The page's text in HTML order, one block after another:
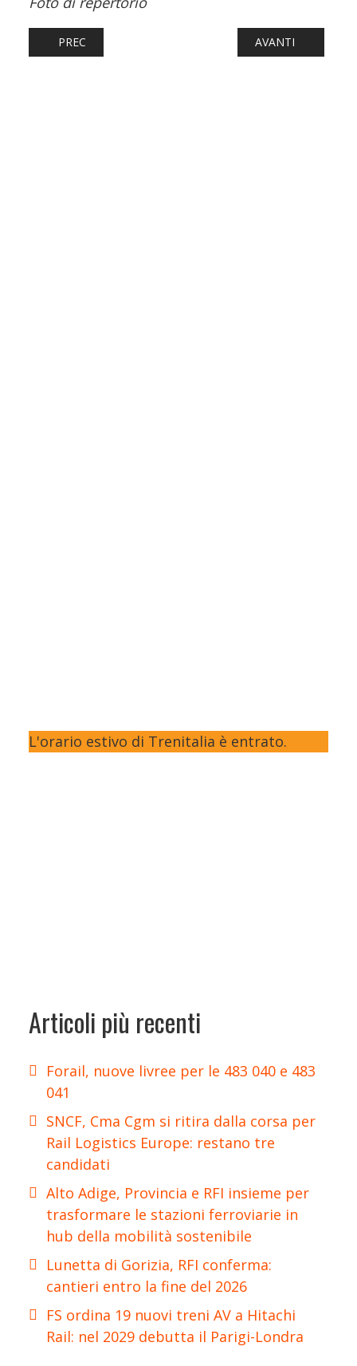
ARTICOLO PRECEDENTE: FERROVIE: TRE GIORNI
PREC ARTICOLO
AVANTI
L'orario estivo di Trenitalia è entrato.
Articoli più recenti
Forail, nuove livree per le 483 040 e 483
041
SNCF, Cma Cgm si ritira dalla corsa per
Rail Logistics Europe: restano tre
candidati
Alto Adige, Provincia e RFI insieme per
trasformare le stazioni ferroviarie in
hub della mobilità sostenibile
Lunetta di Gorizia, RFI conferma:
cantieri entro la fine del 2026
FS ordina 19 nuovi treni AV a Hitachi
Rail: nel 2029 debutta il Parigi-Londra